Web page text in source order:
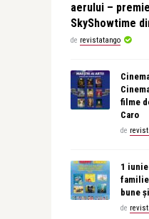
aerului –
SkyShowtime
de revistatango
filme
Caro
de
1
bune
de